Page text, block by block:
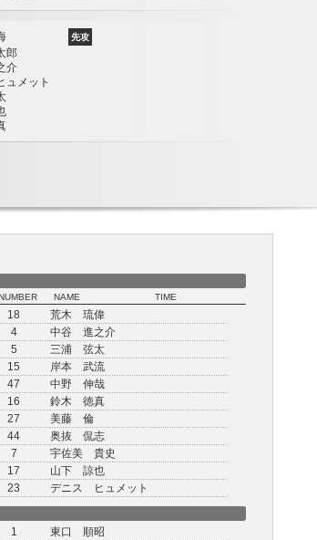
先攻
郎
介
メット
NAME TIME
18
荒木 琉偉
4
中谷 進之介
5
三浦 弦太
15
岸本 武流
47
中野 伸哉
16
鈴木 徳真
27
美藤 倫
44
奥抜 侃志
7
宇佐美 貴史
17
山下 諒也
23
デニス ヒュメット
1
東口 順昭